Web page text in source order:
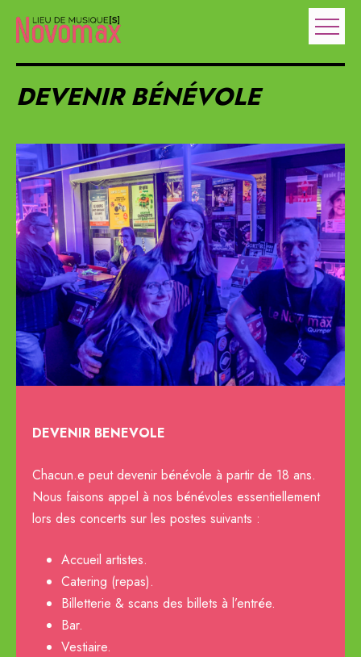
DEVENIR BÉNÉVOLE
DEVENIR BENEVOLE
Chacun.e peut devenir bénévole à partir de 18 ans.
Nous faisons appel à nos bénévoles essentiellement
lors des concerts sur les postes suivants :
Accueil artistes.
Catering (repas).
Billetterie & scans des billets à l’entrée.
Bar.
Vestiaire.